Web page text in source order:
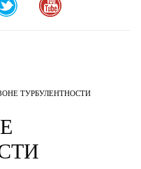
ТУРБУЛЕНТНОСТИ